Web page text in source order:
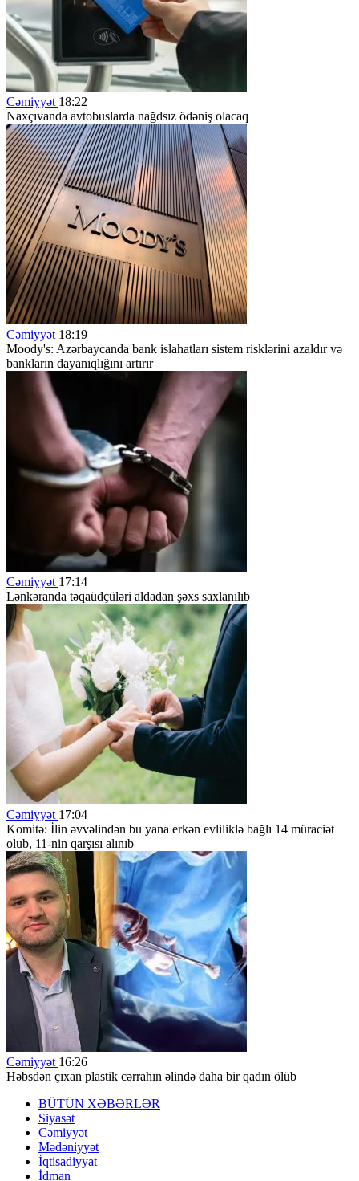
Cəmiyyət 18:22
Naxçıvanda avtobuslarda nağdsız ödəniş olacaq
Cəmiyyət 18:19
Moody's: Azərbaycanda bank islahatları sistem risklərini azaldır və
bankların dayanıqlığını artırır
Cəmiyyət 17:14
Lənkəranda təqaüdçüləri aldadan şəxs saxlanılıb
Cəmiyyət 17:04
Komitə: İlin əvvəlindən bu yana erkən evliliklə bağlı 14 müraciət
olub, 11-nin qarşısı alınıb
Cəmiyyət 16:26
Həbsdən çıxan plastik cərrahın əlində daha bir qadın ölüb
BÜTÜN XƏBƏRLƏR
Siyasət
Cəmiyyət
Mədəniyyət
İqtisadiyyat
İdman